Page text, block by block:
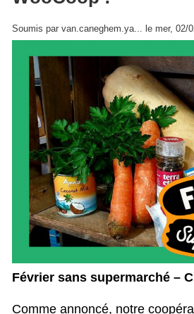
Soumis parvan.caneghem.ya... le mer, 02/
Février sans supermarché –
Comme annoncé, notre